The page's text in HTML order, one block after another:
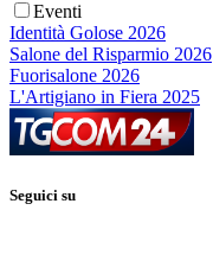
Eventi
Identità Golose 2026
Salone del Risparmio 2026
Fuorisalone 2026
L'Artigiano in Fiera 2025
Seguici su